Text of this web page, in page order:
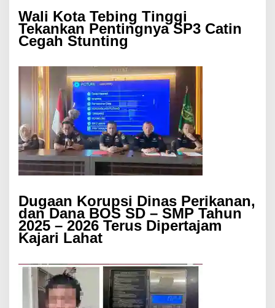
Wali Kota Tebing Tinggi
Tekankan Pentingnya SP3 Catin
Cegah Stunting
Dugaan Korupsi Dinas Perikanan,
dan Dana BOS SD – SMP Tahun
2025 – 2026 Terus Dipertajam
Kajari Lahat